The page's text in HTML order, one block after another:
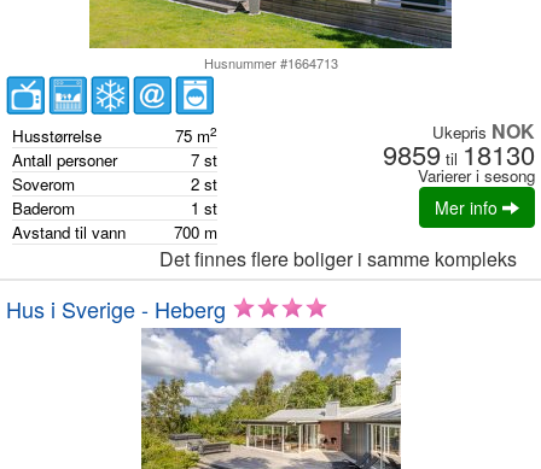
Husnummer #1664713
Husstørrelse 75 m2
Antall personer 7 st
Soverom
2 st
Baderom
1 st
Avstand til vann
700 m
Ukepris NOK
9859 til 18130
Varierer i sesong
Mer info
Det finnes flere boliger i samme kompleks
Hus i Sverige - Heberg